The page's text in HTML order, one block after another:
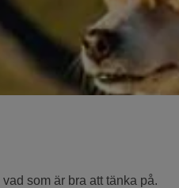
som är bra att tänka på.